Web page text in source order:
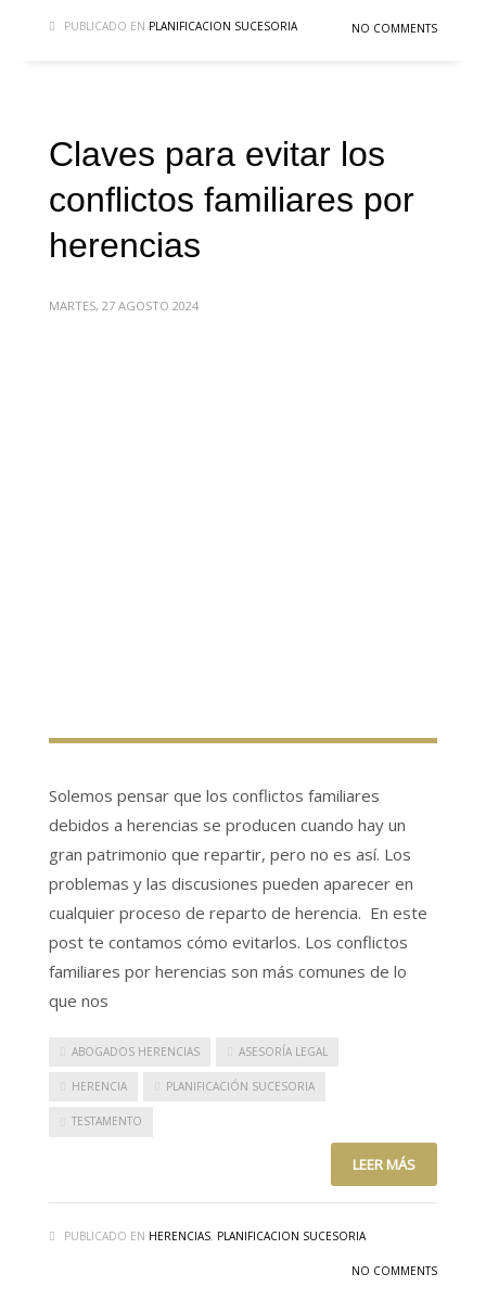
PUBLICADO EN PLANIFICACION SUCESORIA NO COMMENTS
Claves para evitar los
conflictos familiares por
herencias
MARTES, 27 AGOSTO 2024
Solemos pensar que los conflictos familiares
debidos a herencias se producen cuando hay un
gran patrimonio que repartir, pero no es así. Los
problemas y las discusiones pueden aparecer en
cualquier proceso de reparto de herencia. En este
post te contamos cómo evitarlos. Los conflictos
familiares por herencias son más comunes de lo
que nos
ABOGADOS HERENCIAS ASESORÍA LEGAL
HERENCIA PLANIFICACIÓN SUCESORIA
TESTAMENTO
LEER MÁS
PUBLICADO EN HERENCIAS, PLANIFICACION SUCESORIA
NO COMMENTS